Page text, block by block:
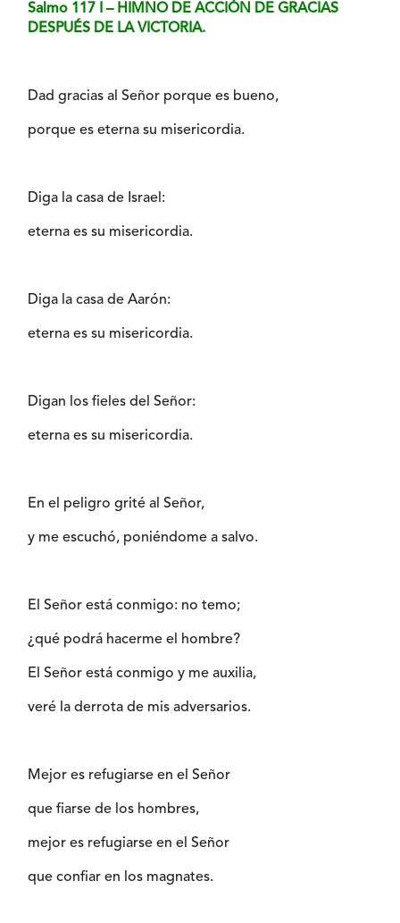
Salmo 117 I – HIMNO DE ACCIÓN DE GRACIAS
DESPUÉS DE LA VICTORIA.
Dad gracias al Señor porque es bueno,
porque es eterna su misericordia.
Diga la casa de Israel:
eterna es su misericordia.
Diga la casa de Aarón:
eterna es su misericordia.
Digan los fieles del Señor:
eterna es su misericordia.
En el peligro grité al Señor,
y me escuchó, poniéndome a salvo.
El Señor está conmigo: no temo;
¿qué podrá hacerme el hombre?
El Señor está conmigo y me auxilia,
veré la derrota de mis adversarios.
Mejor es refugiarse en el Señor
que fiarse de los hombres,
mejor es refugiarse en el Señor
que confiar en los magnates.